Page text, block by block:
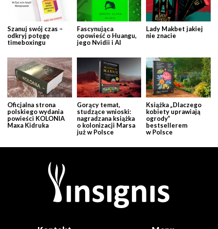
Szanuj swój czas –
odkryj potęgę
timeboxingu
Fascynująca
opowieść o Huangu,
jego Nvidii i AI
Lady Makbet jakiej
nie znacie
Oficjalna strona
polskiego wydania
powieści KOLONIA
Maxa Kidruka
Gorący temat,
studzące wnioski:
nagradzana książka
o kolonizacji Marsa
już w Polsce
Książka „Dlaczego
kobiety uprawiają
ogrody”
bestsellerem
w Polsce